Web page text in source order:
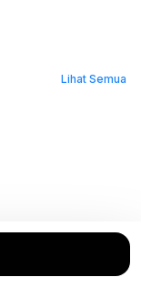
Lihat Semua